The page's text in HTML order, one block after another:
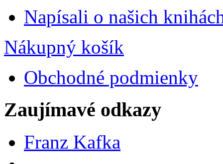
Napísali o našich
Nákupný košík
Obchodné podmienky
Zaujímavé odkazy
Franz Kafka